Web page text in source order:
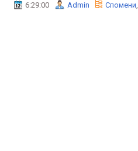
6:29:00 Admin Спомени,